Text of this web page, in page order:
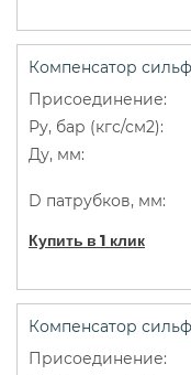
Компенсатор
Купить в 1 клик
Компенсатор